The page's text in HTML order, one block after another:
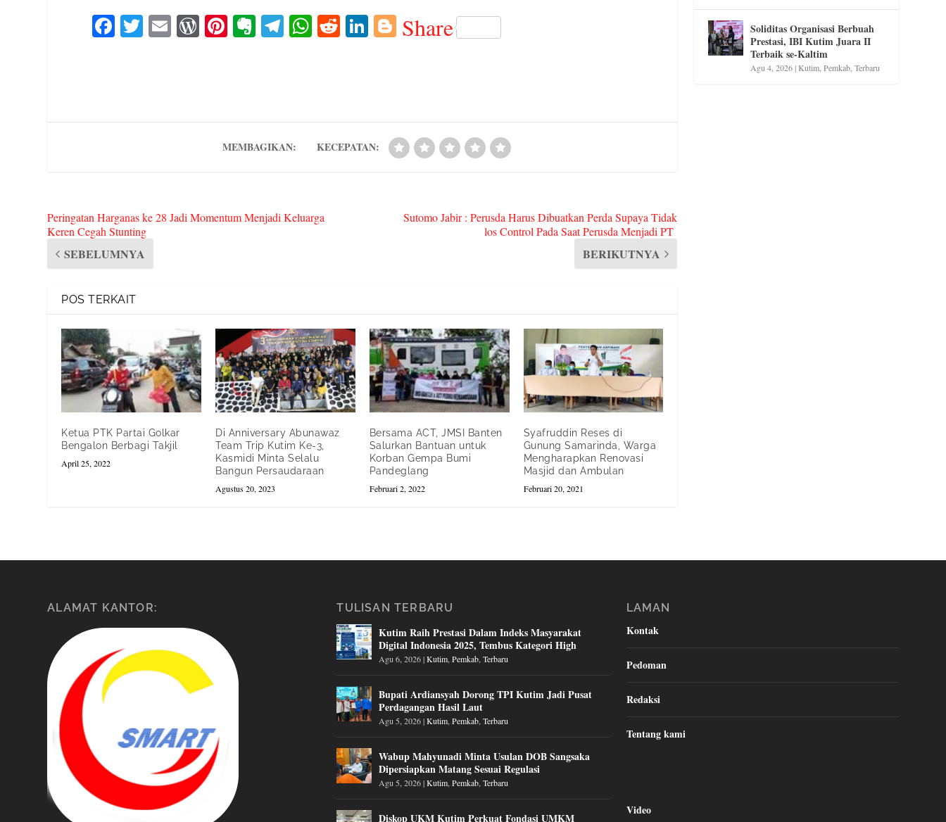
Fa T E W
es
Pi
t
E
e
Te
m
W
pp
R Li Bl
Share
MEMBAGIKAN: KECEPATAN:
Peringatan Harganas ke 28 Jadi Momentum Menjadi Keluarga
Keren Cegah Stunting
SEBELUMNYA
Sutomo Jabir : Perusda Harus Dibuatkan Perda Supaya Tidak
los Control Pada Saat Perusda Menjadi PT
BERIKUTNYA
POS TERKAIT
Ketua PTK Partai Golkar
Bengalon Berbagi Takjil
April 25, 2022
Di Anniversary Abunawaz
Team Trip Kutim Ke-3,
Kasmidi Minta Selalu
Bangun Persaudaraan
Agustus 20, 2023
Bersama ACT, JMSI Banten
Salurkan Bantuan untuk
Korban Gempa Bumi
Pandeglang
Februari 2, 2022
Syafruddin Reses di
Gunung Samarinda, Warga
Mengharapkan Renovasi
Masjid dan Ambulan
Februari 20, 2021
Soliditas Organisasi Berbuah
Prestasi, IBI Kutim Juara II
Terbaik se-Kaltim
Agu 4, 2026|Kutim,Pemkab,Terbaru
ALAMAT KANTOR: TULISAN TERBARU
Kutim Raih Prestasi Dalam Indeks Masyarakat
Digital Indonesia 2025, Tembus Kategori High
Agu 6, 2026|Kutim ,Pemkab ,Terbaru
Bupati Ardiansyah Dorong TPI Kutim Jadi Pusat
Perdagangan Hasil Laut
Agu 5, 2026|Kutim ,Pemkab ,Terbaru
Wabup Mahyunadi Minta Usulan DOB Sangsaka
Dipersiapkan Matang Sesuai Regulasi
Agu 5, 2026|Kutim ,Pemkab ,Terbaru
Diskop UKM Kutim Perkuat Fondasi UMKM
LAMAN
Kontak
Pedoman
Redaksi
Tentang kami
Video